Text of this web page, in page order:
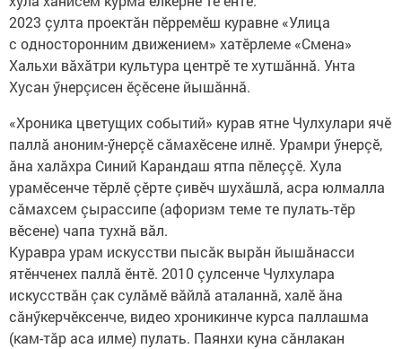
2023 çулта проектăн пӗрремӗш куравне «Улица
с односторонним движением» хатӗрлеме «Смена»
Хальхи вăхăтри культура центрӗ те хутшăннă. Унта
Хусан ӳнерçисен ӗçӗсене йышăннă.
«Хроника цветущих событий» курав ятне Чулхулари ячӗ
паллă аноним-ӳнерçӗ сăмахӗсене илнӗ. Урамри ӳнерçӗ,
ăна халăхра Синий Карандаш ятпа пӗлеççӗ. Хула
урамӗсенче тӗрлӗ çӗрте çивӗч шухăшлă, асра юлмалла
сăмахсем çырассипе (афоризм теме те пулать-тӗр
вӗсене) чапа тухнă вăл.
Куравра урам искусстви пысăк вырăн йышăнасси
ятӗнченех паллă ӗнтӗ. 2010 çулсенче Чулхулара
искусствăн çак сулăмӗ вăйлă аталаннă, халӗ ăна
сăнӳкерчӗксенче, видео хроникинче курса паллашма
(кам-тăр аса илме) пулать. Паянхи куна сăнлакан